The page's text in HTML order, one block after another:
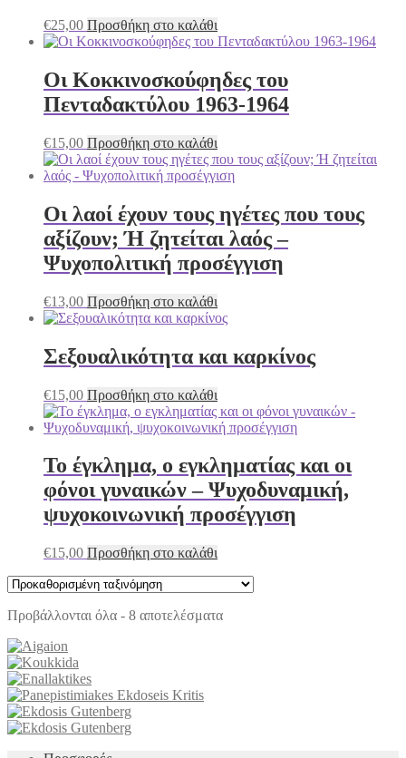
€25,00 Προσθήκη στο καλάθι
Οι Κοκκινοσκούφηδες του
Πενταδακτύλου 1963-1964
€15,00 Προσθήκη στο καλάθι
Οι λαοί έχουν τους ηγέτες που τους
αξίζουν; Ή ζητείται λαός –
Ψυχοπολιτική προσέγγιση
€13,00 Προσθήκη στο καλάθι
Σεξουαλικότητα και καρκίνος
€15,00 Προσθήκη στο καλάθι
Το έγκλημα, ο εγκληματίας και οι
φόνοι γυναικών – Ψυχοδυναμική,
ψυχοκοινωνική προσέγγιση
€15,00 Προσθήκη στο καλάθι
Προβάλλονται όλα - 8 αποτελέσματα